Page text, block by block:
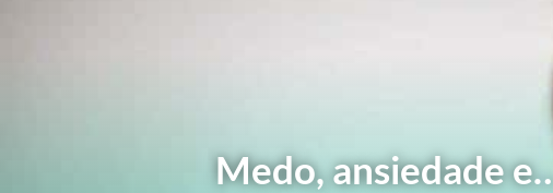
Medo, ansiedade